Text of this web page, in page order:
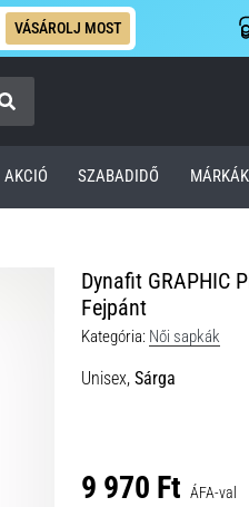
VÁSÁROLJ MOST
AKCIÓ SZABADIDŐ MÁRKÁK
Dynafit GRAPHIC
Fejpánt
Kategória: Női sapkák
Unisex, Sárga
9 970 Ft ÁFA-val